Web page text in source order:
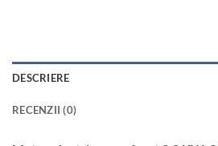
DESCRIERE
RECENZII (0)